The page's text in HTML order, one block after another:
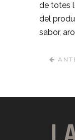
de totes
del
sabor,